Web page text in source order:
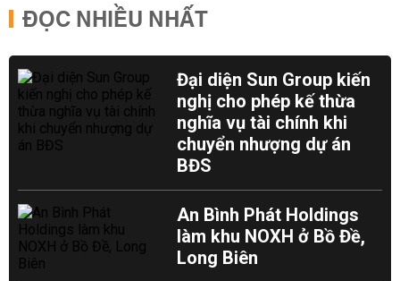
ĐỌC NHIỀU NHẤT
Đại diện Sun Group kiến
nghị cho phép kế thừa
nghĩa vụ tài chính khi
chuyển nhượng dự án
BĐS
An Bình Phát Holdings
làm khu NOXH ở Bồ Đề,
Long Biên